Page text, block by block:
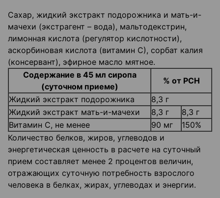
Сахар, жидкий экстракт подорожника и мать-и-
мачехи (экстрагент – вода), мальтодекстрин,
лимонная кислота (регулятор кислотности),
аскорбиновая кислота (витамин С), сорбат калия
(консервант), эфирное масло мятное.
Содержание в 45 мл сиропа
(суточном приеме)
% от РСН
Жидкий экстракт подорожника
8,3 г
Жидкий экстракт мать-и-мачехи
8,3 г
8,3 г
Витамин С, не менее
90 мг
150%
Количество белков, жиров, углеводов и
энергетическая ценность в расчете на суточный
прием составляет менее 2 процентов величин,
отражающих суточную потребность взрослого
человека в белках, жирах, углеводах и энергии.